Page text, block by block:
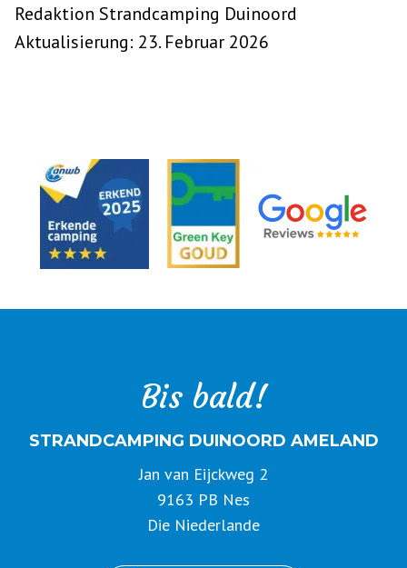
Redaktion Strandcamping Duinoord
Aktualisierung: 23. Februar 2026
Bis bald!
STRANDCAMPING DUINOORD AMELAND
Jan van Eijckweg 2
9163 PB Nes
Die Niederlande